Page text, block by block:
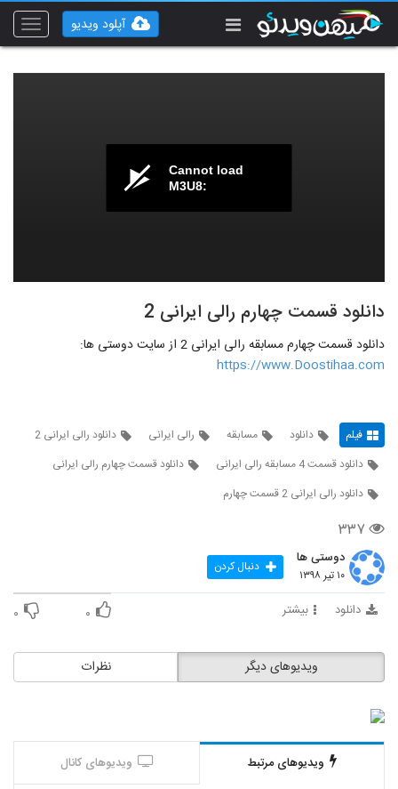
Toggle
آپلود ویدیو
Cannot load
M3U8:
دانلود قسمت چهارم رالی ایرانی 2
دانلود قسمت چهارم مسابقه رالی ایرانی 2 از سایت دوستی ها:
https://www.Doostihaa.com
فیلم دانلود مسابقه رالی ایرانی
دانلود رالی ایرانی 2
دانلود قسمت 4 مسابقه رالی ایرانی
دانلود قسمت چهارم رالی ایرانی
دانلود رالی ایرانی 2 قسمت چهارم
۳۳۷
دوستی ها
۱۰ تیر ۱۳۹۸ دنبال کردن
دانلود بیشتر ۰ ۰
نظرات ویدیوهای دیگر
ویدیوهای مرتبط ویدیوهای کانال